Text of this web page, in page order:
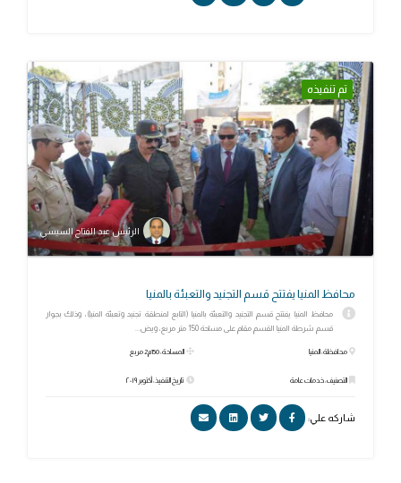
تم تنفيذه
الرئيس عبد الفتاح السيسي
محافظ المنيا يفتتح قسم التجنيد والتعبئة بالمنيا
محافظ المنيا يفتتح قسم التجنيد والتعبئة بالمنيا (التابع لمنطقة تجنيد وتعبئة المنيا)، وذلك بجوار
قسم شرطة المنيا القسم مقام على مساحة 150 متر مربع، ويض...
محافظة: المنيا
التصنيف: خدمات عامة
المساحة: 150م2 مربع
تاريخ التنفيذ: أكتوبر ٢٠١٩
شاركه علي: